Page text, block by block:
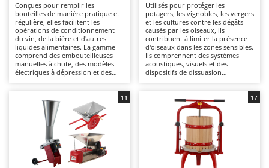
Coupe-bordures - Trimmers
Coupe-branches
Couveuses à œufs
Cultivateurs Tiller à ressorts - Extirpateurs
Débroussailleuses
Décompacteurs agricoles
Découpeurs plasma
Déplaqueuses de gazon
Bertolini Pumps
Besser Vacuum
Bestway
Beta tools
Black & Decker
BlackStone
Blue Bird
Bomet
Conçues pour remplir les
bouteilles de manière pratique et
régulière, elles facilitent les
opérations de conditionnement
du vin, de la bière et d'autres
liquides alimentaires. La gamme
comprend des embouteilleuses
manuelles à chute, des modèles
électriques à dépression et des
Utilisés pour protéger les
potagers, les vignobles, les vergers
et les cultures contre les dégâts
causés par les oiseaux, ils
contribuent à limiter la présence
d'oiseaux dans les zones sensibles.
Ils comprennent des systèmes
acoustiques, visuels et des
dispositifs de dissuasion
professionnel, en fonction de la
superficie à couvrir.
11 17